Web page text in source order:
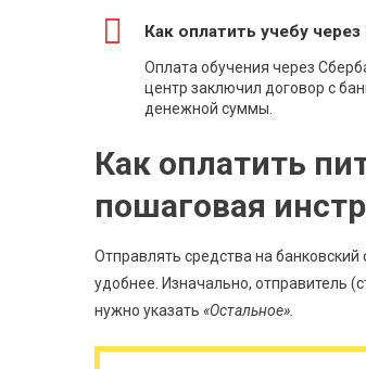
Как оплатить учебу
Оплата обучения через
центр заключил договор с
денежной суммы.
Как оплатить
пошаговая
Отправлять средства на
удобнее. Изначально, отправитель
нужно указать «Остальное».